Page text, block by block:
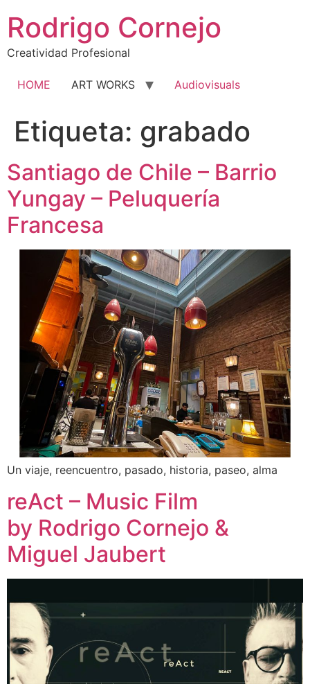
Rodrigo Cornejo
Creatividad Profesional
HOME ART WORKS Audiovisuals
Etiqueta: grabado
Santiago de Chile – Barrio
Yungay – Peluquería
Francesa
Un viaje, reencuentro, pasado, historia, paseo, alma
reAct – Music Film
by Rodrigo Cornejo &
Miguel Jaubert